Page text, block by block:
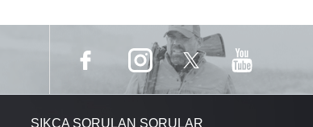
SIKÇA SORULAN SORULAR